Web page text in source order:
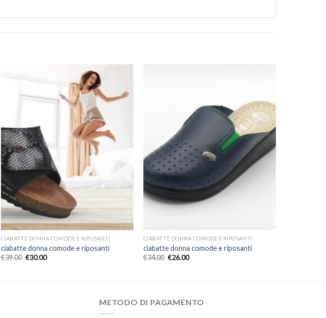
CIABATTE DONNA COMODE E RIPOSANTI
ciabatte donna comode e riposanti
€39.00 €30.00
CIABATTE DONNA COMODE E RIPOSANTI
ciabatte donna comode e riposanti
€34.00 €26.00
METODO DI PAGAMENTO